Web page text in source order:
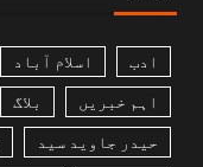
ادب اسلام آباد
اہم خبریں بلاگ
حیدر جاوید سید